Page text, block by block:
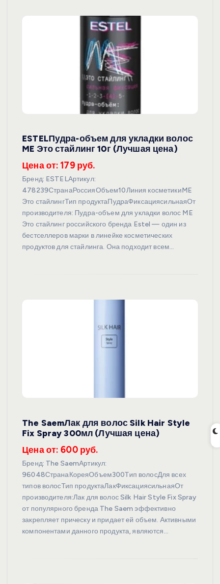
ESTELПудра-объем для укладки волос
ME Это стайлинг 10г (Лучшая цена)
Цена от: 179 руб.
Бренд: ESTELАртикул:
478239СтранаРоссияОбъем10Линия косметикиME
Это стайлингТип продуктаПудраФиксациясильнаяОт
производителя: Пудра-объем для укладки волос ME
Это стайлинг российского бренда Estel — один из
бестселлеров марки в линейке косметических
продуктов для стайлинга. Она подходит всем…
The SaemЛак для волос Silk Hair Style
Fix Spray 300мл (Лучшая цена)
Цена от: 600 руб.
Бренд: The SaemАртикул:
96048СтранаКореяОбъем300Тип волосДля всех
типов волосТип продуктаЛакФиксациясильнаяОт
производителя:Лак для волос Silk Hair Style Fix Spray
от популярного бренда The Saem эффективно
закрепляет прическу и придает ей объем. Активными
компонентами данного продукта, являются…